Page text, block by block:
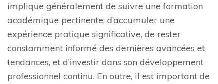
implique généralement de suivre une formation
académique pertinente, d’accumuler une
expérience pratique significative, de rester
constamment informé des dernières avancées et
tendances, et d’investir dans son développement
professionnel continu. En outre, il est important de